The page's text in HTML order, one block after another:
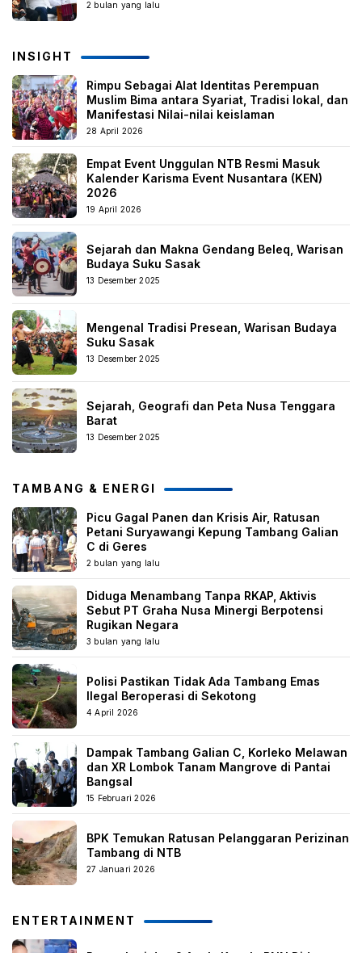
2 bulan yang lalu
INSIGHT
Rimpu Sebagai Alat Identitas Perempuan
Muslim Bima antara Syariat, Tradisi lokal, dan
Manifestasi Nilai-nilai keislaman
28 April 2026
Empat Event Unggulan NTB Resmi Masuk
Kalender Karisma Event Nusantara (KEN)
2026
19 April 2026
Sejarah dan Makna Gendang Beleq, Warisan
Budaya Suku Sasak
13 Desember 2025
Mengenal Tradisi Presean, Warisan Budaya
Suku Sasak
13 Desember 2025
Sejarah, Geografi dan Peta Nusa Tenggara
Barat
13 Desember 2025
TAMBANG & ENERGI
Picu Gagal Panen dan Krisis Air, Ratusan
Petani Suryawangi Kepung Tambang Galian
C di Geres
2 bulan yang lalu
Diduga Menambang Tanpa RKAP, Aktivis
Sebut PT Graha Nusa Minergi Berpotensi
Rugikan Negara
3 bulan yang lalu
Polisi Pastikan Tidak Ada Tambang Emas
Ilegal Beroperasi di Sekotong
4 April 2026
Dampak Tambang Galian C, Korleko Melawan
dan XR Lombok Tanam Mangrove di Pantai
Bangsal
15 Februari 2026
BPK Temukan Ratusan Pelanggaran Perizinan
Tambang di NTB
27 Januari 2026
ENTERTAINMENT